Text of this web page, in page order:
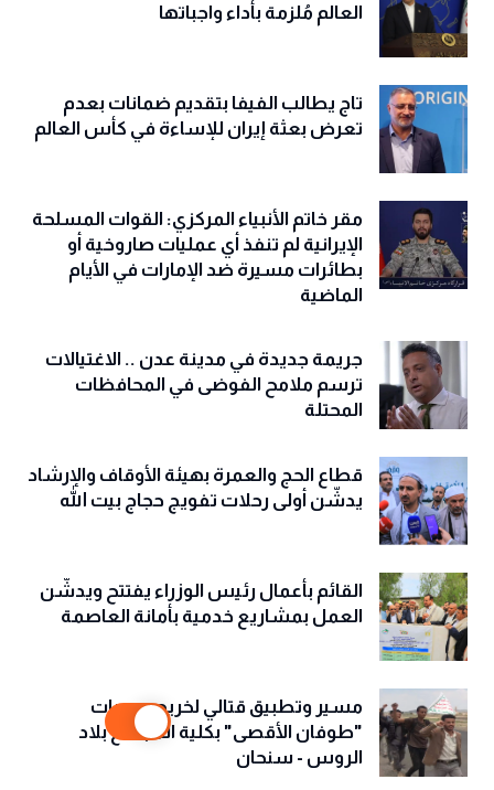
العالم مُلزمة بأداء واجباتها
تاج يطالب الفيفا بتقديم ضمانات بعدم
تعرض بعثة إيران للإساءة في كأس العالم
مقر خاتم الأنبياء المركزي: القوات المسلحة
الإيرانية لم تنفذ أي عمليات صاروخية أو
بطائرات مسيرة ضد الإمارات في الأيام
الماضية
جريمة جديدة في مدينة عدن .. الاغتيالات
ترسم ملامح الفوضى في المحافظات
المحتلة
قطاع الحج والعمرة بهيئة الأوقاف والإرشاد
يدشّن أولى رحلات تفويج حجاج بيت الله
القائم بأعمال رئيس الوزراء يفتتح ويدشّن
العمل بمشاريع خدمية بأمانة العاصمة
مسير وتطبيق قتالي لخريجي دورات
"طوفان الأقصى" بكلية المجتمع بلاد
الروس - سنحان